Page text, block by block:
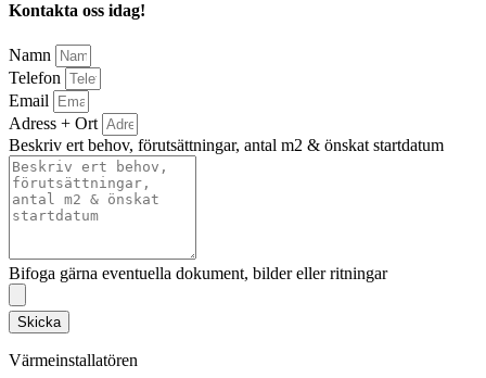
Kontakta oss idag!
Namn
Telefon
Email
Adress + Ort
Beskriv ert behov, förutsättningar, antal m2 & önskat startdatum
Bifoga gärna eventuella dokument, bilder eller ritningar
Skicka
Värmeinstallatören